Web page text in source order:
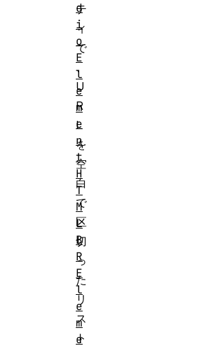
テ
ィ
で
、
U
R
L
を
空
白
で
区
切
っ
た
リ
ス
ト
d
i
o
E
l
e
m
e
n
t
H
T
M
L
B
R
E
l
e
m
e